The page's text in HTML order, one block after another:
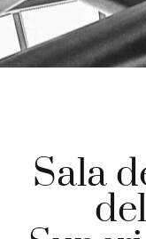
Sala